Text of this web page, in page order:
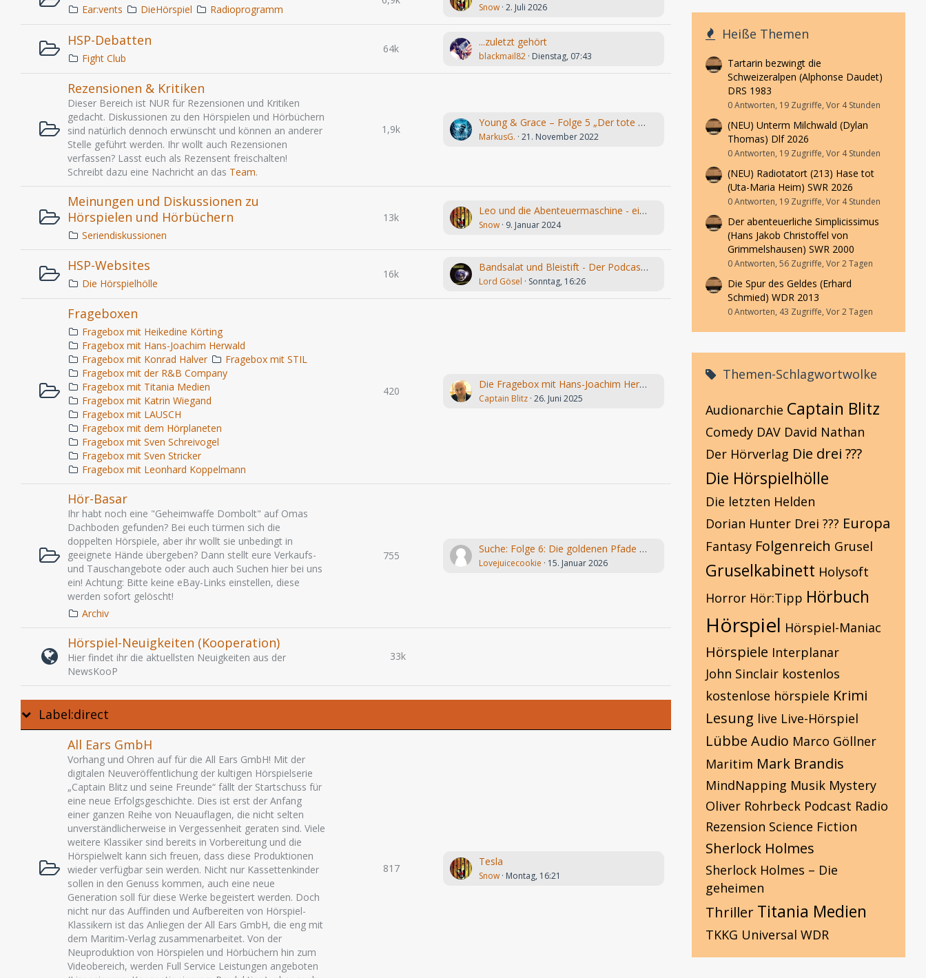
Ear:vents DieHörspiel Radioprogramm Snow 2. Juli 2026
HSP-Debatten
Fight Club
64k
...zuletzt gehört
blackmail82 Dienstag, 07:43
Rezensionen & Kritiken
Dieser Bereich ist NUR für Rezensionen und Kritiken
gedacht. Diskussionen zu den Hörspielen und Hörbüchern
sind natürlich dennoch erwünscht und können an anderer
Stelle geführt werden. Ihr wollt auch Rezensionen
verfassen? Lasst euch als Rezensent freischalten!
Schreibt dazu eine Nachricht an das Team.
1,9k
Young & Grace – Folge 5 „Der tote Mörder“ von TOS Hörfabrik
MarkusG. 21. November 2022
Meinungen und Diskussionen zu
Hörspielen und Hörbüchern
Seriendiskussionen
13k
Leo und die Abenteuermaschine - ein Hörspiel-Desaster mit Happy End
Snow 9. Januar 2024
HSP-Websites
Die Hörspielhölle
16k
Bandsalat und Bleistift - Der Podcast für Kassetten-Kinder
Lord Gösel Sonntag, 16:26
Frageboxen
Fragebox mit Heikedine Körting
Fragebox mit Hans-Joachim Herwald
Fragebox mit Konrad Halver
Fragebox mit STIL
Fragebox mit der R&B Company
Fragebox mit Titania Medien
Fragebox mit Katrin Wiegand
Fragebox mit LAUSCH
Fragebox mit dem Hörplaneten
Fragebox mit Sven Schreivogel
Fragebox mit Sven Stricker
Fragebox mit Leonhard Koppelmann
420
Die Fragebox mit Hans-Joachim Herwald
Captain Blitz 26. Juni 2025
Hör-Basar
Ihr habt noch eine "Geheimwaffe Dombolt" auf Omas
Dachboden gefunden? Bei euch türmen sich die
doppelten Hörspiele, aber ihr wollt sie unbedingt in
geeignete Hände übergeben? Dann stellt eure Verkaufs-
und Tauschangebote oder auch auch Suchen hier bei uns
ein! Achtung: Bitte keine eBay-Links einstellen, diese
werden sofort gelöscht!
Archiv
755
Suche: Folge 6: Die goldenen Pfade vom "Die Elfen" Hörspiel von Bernhard Hennen
Lovejuicecookie 15. Januar 2026
Hörspiel-Neuigkeiten (Kooperation)
Hier findet ihr die aktuellsten Neuigkeiten aus der
NewsKooP
33k
Label:direct
All Ears GmbH
Vorhang und Ohren auf für die All Ears GmbH! Mit der
digitalen Neuveröffentlichung der kultigen Hörspielserie
„Captain Blitz und seine Freunde“ fällt der Startschuss für
eine neue Erfolgsgeschichte. Dies ist erst der Anfang
einer ganzen Reihe von Neuauflagen, die nicht selten
unverständlicherweise in Vergessenheit geraten sind. Viele
weitere Klassiker sind bereits in Vorbereitung und die
Hörspielwelt kann sich freuen, dass diese Produktionen
wieder verfügbar sein werden. Nicht nur Kassettenkinder
sollen in den Genuss kommen, auch eine neue
Generation soll für diese Werke begeistert werden. Doch
nicht nur das Auffinden und Aufbereiten von Hörspiel-
Klassikern ist das Anliegen der All Ears GmbH, die eng mit
dem Maritim-Verlag zusammenarbeitet. Von der
Neuproduktion von Hörspielen und Hörbüchern hin zum
Videobereich, werden Full Service Leistungen angeboten
817
Tesla
Snow Montag, 16:21
Heiße Themen
Tartarin bezwingt die
Schweizeralpen (Alphonse Daudet)
DRS 1983
0 Antworten, 19 Zugriffe, Vor 4 Stunden
(NEU) Unterm Milchwald (Dylan
Thomas) Dlf 2026
0 Antworten, 19 Zugriffe, Vor 4 Stunden
(NEU) Radiotatort (213) Hase tot
(Uta-Maria Heim) SWR 2026
0 Antworten, 19 Zugriffe, Vor 4 Stunden
Der abenteuerliche Simplicissimus
(Hans Jakob Christoffel von
Grimmelshausen) SWR 2000
0 Antworten, 56 Zugriffe, Vor 2 Tagen
Die Spur des Geldes (Erhard
Schmied) WDR 2013
0 Antworten, 43 Zugriffe, Vor 2 Tagen
Themen-Schlagwortwolke
Audionarchie Captain Blitz
Comedy DAV David Nathan
Der Hörverlag Die drei ???
Die Hörspielhölle
Die letzten Helden
Dorian Hunter Drei ??? Europa
Fantasy Folgenreich Grusel
Gruselkabinett Holysoft
Horror Hör:Tipp Hörbuch
Hörspiel Hörspiel-Maniac
Hörspiele Interplanar
John Sinclair kostenlos
kostenlose hörspiele Krimi
Lesung live Live-Hörspiel
Lübbe Audio Marco Göllner
Maritim Mark Brandis
MindNapping Musik Mystery
Oliver Rohrbeck Podcast Radio
Rezension Science Fiction
Sherlock Holmes
Sherlock Holmes – Die
geheimen
Thriller Titania Medien
TKKG Universal WDR